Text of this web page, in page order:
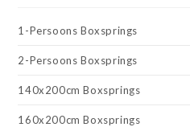
1-Persoons Boxsprings
2-Persoons Boxsprings
140x200cm Boxsprings
160x200cm Boxsprings